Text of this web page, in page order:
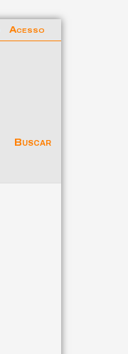
Buscar
Acesso